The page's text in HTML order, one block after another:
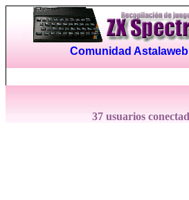
Comunidad Astalaweb
37 usuarios